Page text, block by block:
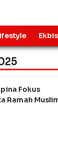
Ekbis
Fokus
Ramah